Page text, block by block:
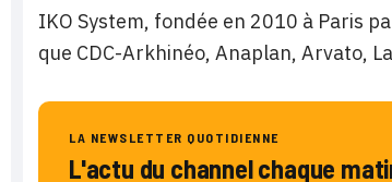
IKO System, fondée en 2010 à Paris
que CDC-Arkhinéo, Anaplan, Arvato,
LA NEWSLETTER QUOTIDIENNE
L'actu du channel chaque